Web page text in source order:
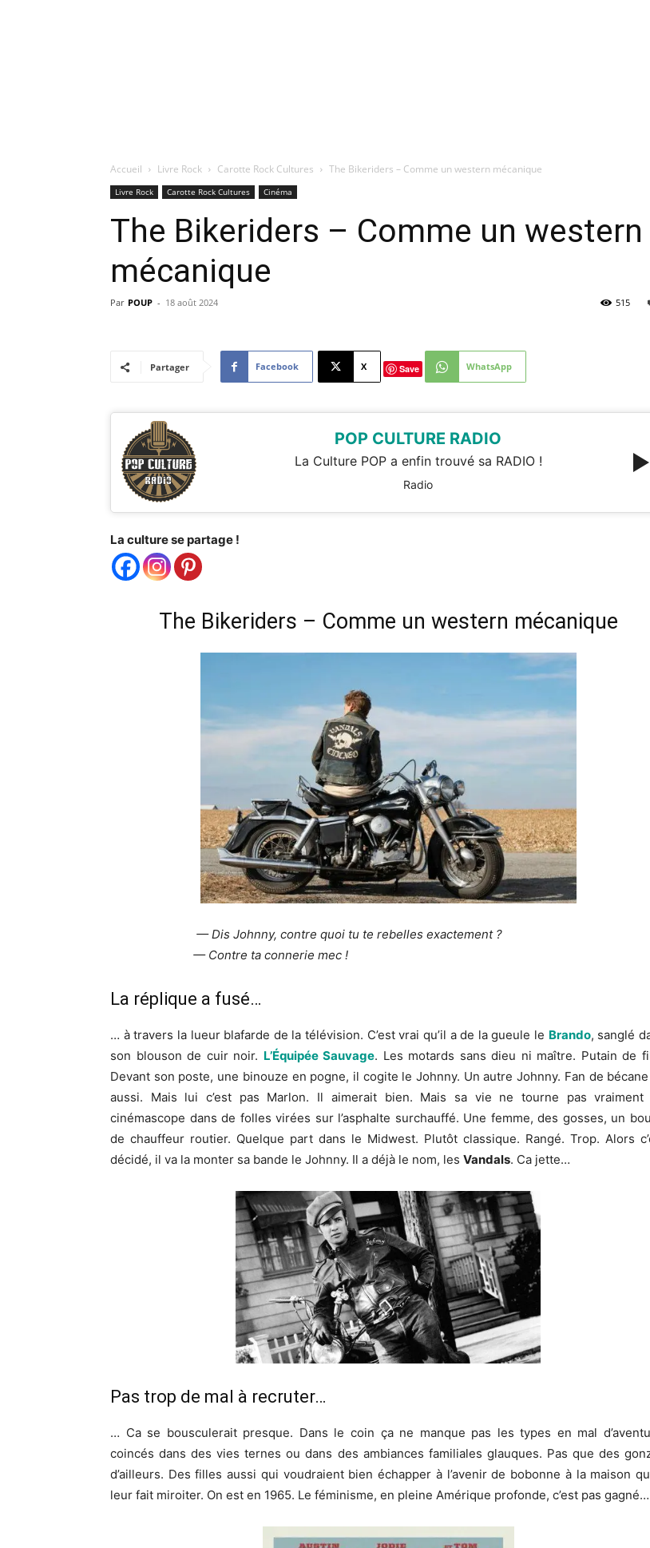
Accueil Livre Rock Carotte Rock Cultures The Bikeriders – Comme un western mécanique
Livre Rock Carotte Rock Cultures Cinéma
The Bikeriders – Comme un western
mécanique
Par POUP - 18 août 2024 515
Partager Facebook X Save WhatsApp
POP CULTURE RADIO
La Culture POP a enfin trouvé sa RADIO !
Radio
La culture se partage !
The Bikeriders – Comme un western mécanique
— Dis Johnny, contre quoi tu te rebelles exactement ?
— Contre ta connerie mec !
La réplique a fusé…
… à travers la lueur blafarde de la télévision. C’est vrai qu’il a de la gueule le Brando, sanglé
son blouson de cuir noir. L’Équipée Sauvage. Les motards sans dieu ni maître. Putain de
Devant son poste, une binouze en pogne, il cogite le Johnny. Un autre Johnny. Fan de
aussi. Mais lui c’est pas Marlon. Il aimerait bien. Mais sa vie ne tourne pas vraiment
cinémascope dans de folles virées sur l’asphalte surchauffé. Une femme, des gosses, un
de chauffeur routier. Quelque part dans le Midwest. Plutôt classique. Rangé. Trop. Alors
décidé, il va la monter sa bande le Johnny. Il a déjà le nom, les Vandals. Ca jette…
Pas trop de mal à recruter…
… Ca se bousculerait presque. Dans le coin ça ne manque pas les types en mal
coincés dans des vies ternes ou dans des ambiances familiales glauques. Pas que des
d’ailleurs. Des filles aussi qui voudraient bien échapper à l’avenir de bobonne à la maison
leur fait miroiter. On est en 1965. Le féminisme, en pleine Amérique profonde, c’est pas gagné…